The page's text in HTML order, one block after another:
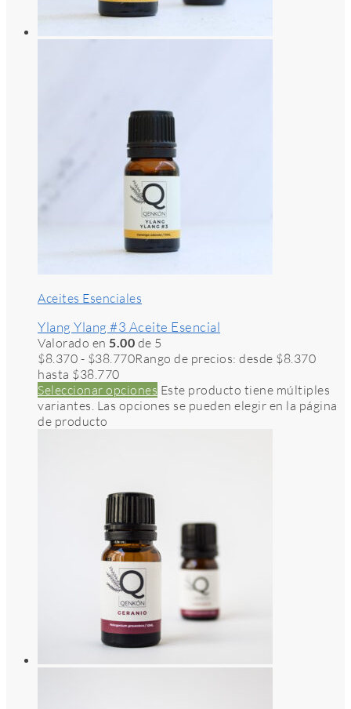
Aceites Esenciales
Ylang Ylang #3 Aceite Esencial
Valorado en 5.00 de 5
$8.370 - $38.770Rango de precios: desde $8.370
hasta $38.770
Seleccionar opciones Este producto tiene múltiples
variantes. Las opciones se pueden elegir en la página
de producto